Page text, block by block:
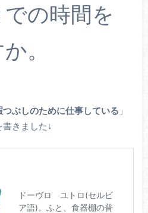
の時間を
。
つぶしのために仕事している 」
きました↓